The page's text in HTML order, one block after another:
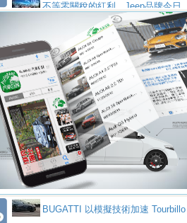
ntis四品牌經銷權，全新多品牌旗艦展示中
心開幕啟用
屏東特搜大隊再添新利器 SITRAK
救助器材車買氣不衰、SUZUKI經銷商勇於開啟
全新大店，新北都鈴木占地500坪土城旗艦
展示中心開幕
2025第七屆ISUZU運轉職人挑戰賽
熱血登場 展現極致車技與專業職人精神
H2GP世界總決賽圓滿落幕 台灣團
隊表現精彩淨零減碳指標性應用 純電動水泥預
拌車 消防車除了滅火裝備還需要什麼？
一探SITRAK “準” 消防車的究竟
大益金龍初試啼聲，汽柴油5噸貨車
不是對手正宗年鑑2025年全球自動車年鑑1月
下旬問世！2024第六屆ISUZU運轉職人挑戰賽
全台限量200台 進化現型
不等零關稅的紅利，Jeep品牌今日
Volvo EX60 即將叩關，靜肅性、底
盤與數位介面搶先揭露
Audi Q9 將於 2026 年底上市 旗艦
大型 SUV 鎖定七人座豪華市場
BMW攜手漫威電影【蜘蛛人：重生
日】 Skoda 發表全新 Peaq 內裝：七人
座純電旗艦 SUV，行李廂最大可達 935 公
升
全新純電 Mercedes-Benz C 400 4
MATIC Electric 登場
奢華與科技大躍進，MAZDA全新3
代CX-5全方位進化提前亮相並展開預售94.9
萬起
馬自達公布 2027 年式 MX-5 更
新，新增 Yakudo 特別版
Skoda Peaq 發表全新電動動力系
BUGATTI 以模擬技術加速 Tourbillo